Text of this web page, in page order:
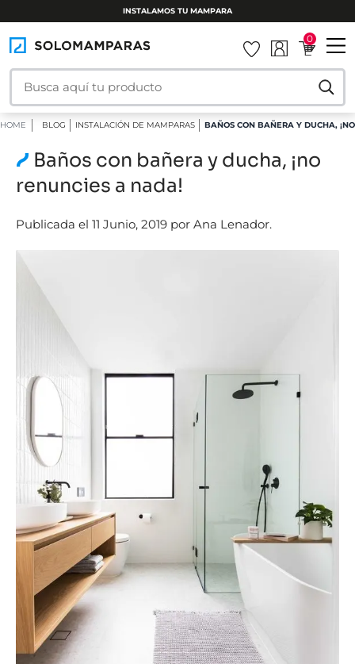
INSTALAMOS TU MAMPARA
0
HOME BLOG INSTALACIÓN DE MAMPARAS BAÑOS CON BAÑERA Y DUCHA,
Baños con bañera y ducha, ¡no
renuncies a nada!
Publicada el 11 Junio, 2019 por Ana Lenador.